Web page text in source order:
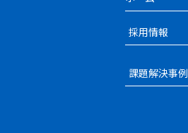
採用情報
課題解決事例